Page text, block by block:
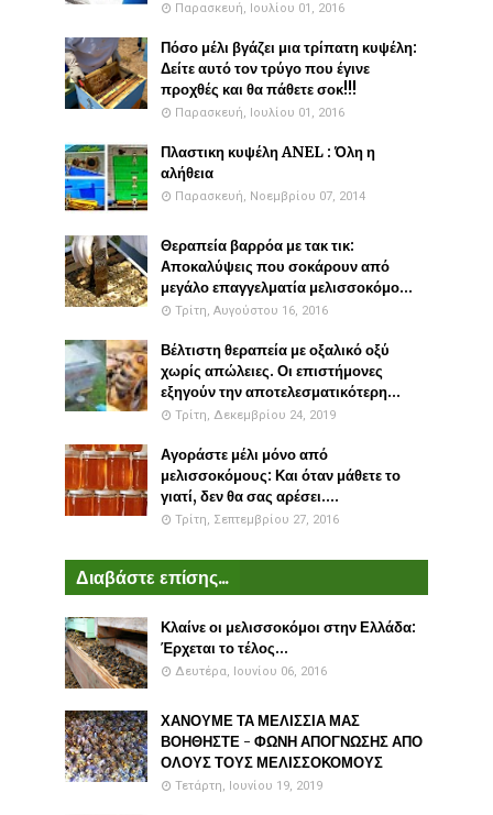
Παρασκευή, Ιουλίου 01, 2016
Πόσο μέλι βγάζει μια τρίπατη κυψέλη:
Δείτε αυτό τον τρύγο που έγινε
προχθές και θα πάθετε σοκ!!!
Παρασκευή, Ιουλίου 01, 2016
Πλαστικη κυψέλη ANEL : Όλη η
αλήθεια
Παρασκευή, Νοεμβρίου 07, 2014
Θεραπεία βαρρόα με τακ τικ:
Αποκαλύψεις που σοκάρουν από
μεγάλο επαγγελματία μελισσοκόμο...
Τρίτη, Αυγούστου 16, 2016
Βέλτιστη θεραπεία με οξαλικό οξύ
χωρίς απώλειες. Οι επιστήμονες
εξηγούν την αποτελεσματικότερη...
Τρίτη, Δεκεμβρίου 24, 2019
Αγοράστε μέλι μόνο από
μελισσοκόμους: Και όταν μάθετε το
γιατί, δεν θα σας αρέσει....
Τρίτη, Σεπτεμβρίου 27, 2016
Διαβάστε επίσης...
Κλαίνε οι μελισσοκόμοι στην Ελλάδα:
Έρχεται το τέλος...
Δευτέρα, Ιουνίου 06, 2016
ΧΑΝΟΥΜΕ ΤΑ ΜΕΛΙΣΣΙΑ ΜΑΣ
ΒΟΗΘΗΣΤΕ - ΦΩΝΗ ΑΠΟΓΝΩΣΗΣ ΑΠΟ
ΟΛΟΥΣ ΤΟΥΣ ΜΕΛΙΣΣΟΚΟΜΟΥΣ
Τετάρτη, Ιουνίου 19, 2019